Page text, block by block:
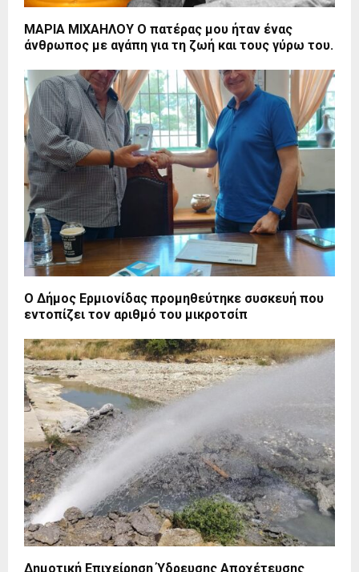
ΜΑΡΙΑ ΜΙΧΑΗΛΟΥ Ο πατέρας μου ήταν ένας
άνθρωπος με αγάπη για τη ζωή και τους γύρω του.
Ο Δήμος Ερμιονίδας προμηθεύτηκε συσκευή που
εντοπίζει τον αριθμό του μικροτσίπ
Δημοτική Επιχείρηση Ύδρευσης Αποχέτευσης